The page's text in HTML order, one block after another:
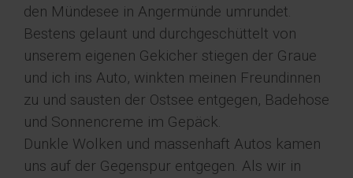
den Mündesee in Angermünde umrundet.
Bestens gelaunt und durchgeschüttelt von
unserem eigenen Gekicher stiegen der Graue
und ich ins Auto, winkten meinen Freundinnen
zu und sausten der Ostsee entgegen, Badehose
und Sonnencreme im Gepäck.
Dunkle Wolken und massenhaft Autos kamen
uns auf der Gegenspur entgegen. Als wir in